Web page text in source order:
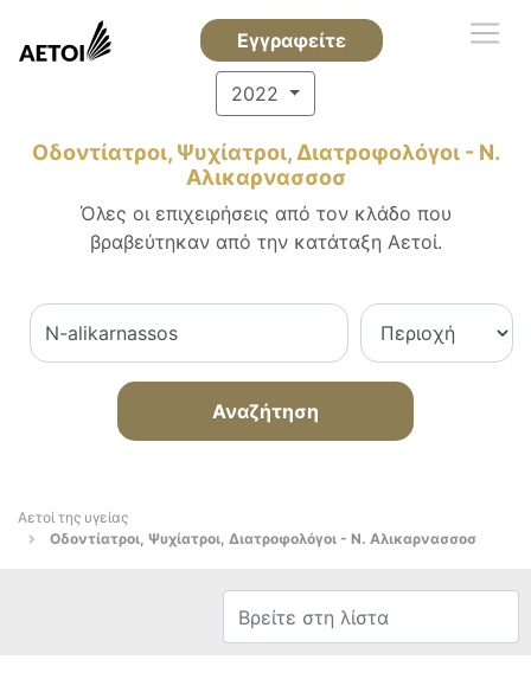
Εγγραφείτε
2022
Οδοντίατροι, Ψυχίατροι, Διατροφολόγοι - Ν.
Αλικαρνασσοσ
Όλες οι επιχειρήσεις από τον κλάδο που
βραβεύτηκαν από την κατάταξη Αετοί.
Αναζήτηση
Αετοί της υγείας
Οδοντίατροι, Ψυχίατροι, Διατροφολόγοι - Ν. Αλικαρνασσοσ